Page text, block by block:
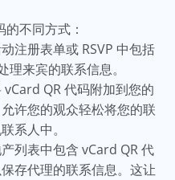
不同方式：
注册表单或 RSVP 中包括
理来宾的联系信息。
vCard QR 代码附加到您的
许您的观众轻松将您的联
系人中。
列表中包含 vCard QR 代
存代理的联系信息。这让